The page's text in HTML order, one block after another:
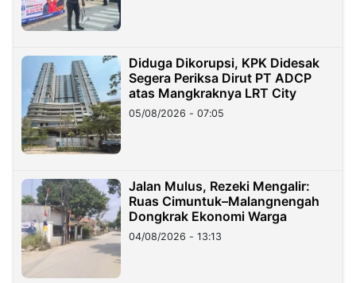
Diduga Dikorupsi, KPK Didesak
Segera Periksa Dirut PT ADCP
atas Mangkraknya LRT City
05/08/2026 - 07:05
Jalan Mulus, Rezeki Mengalir:
Ruas Cimuntuk–Malangnengah
Dongkrak Ekonomi Warga
04/08/2026 - 13:13